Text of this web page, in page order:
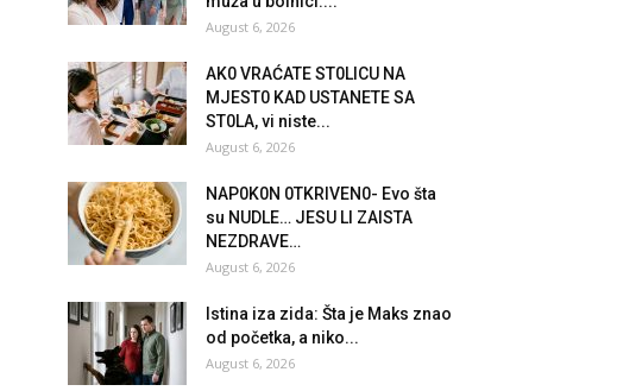
August 6, 2026
AK0 VRAĆATE ST0LlCU NA
MJEST0 KAD USTANETE SA
ST0LA, vi niste...
August 6, 2026
NAP0K0N 0TKRlVEN0- Evo šta
su NUDLE… JESU Ll ZAlSTA
NEZDRAVE…
August 6, 2026
Istina iza zida: Šta je Maks znao
od početka, a niko...
August 6, 2026